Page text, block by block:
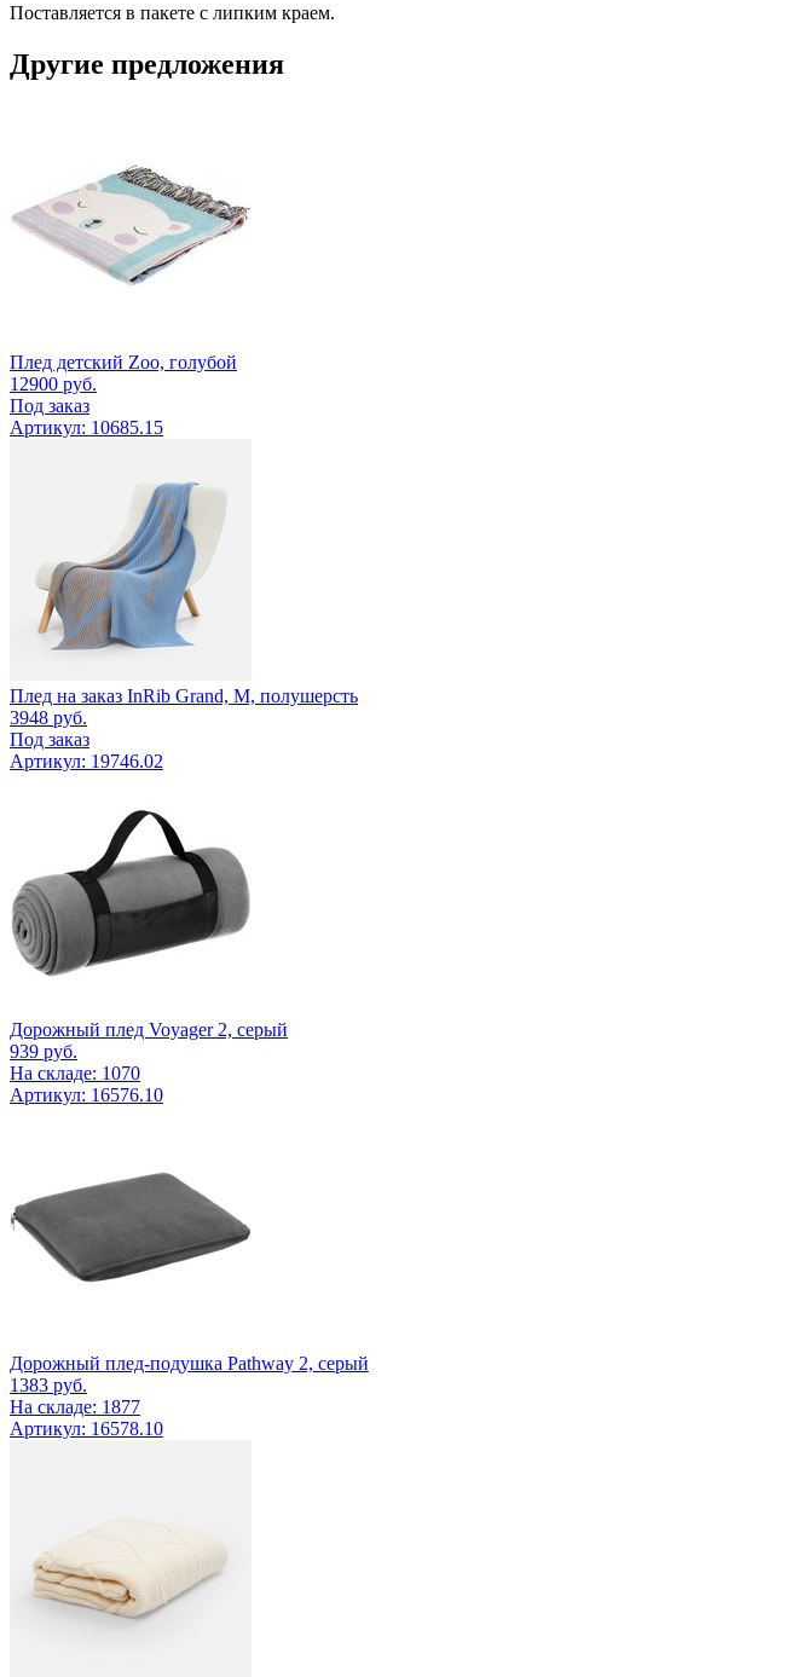
Поставляется в пакете с липким краем.
Другие предложения
Плед детский Zoo, голубой
12900 руб.
Под заказ
Артикул: 10685.15
Плед на заказ InRib Grand, M, полушерсть
3948 руб.
Под заказ
Артикул: 19746.02
Дорожный плед Voyager 2, серый
939 руб.
На складе: 1070
Артикул: 16576.10
Дорожный плед-подушка Pathway 2, серый
1383 руб.
На складе: 1877
Артикул: 16578.10